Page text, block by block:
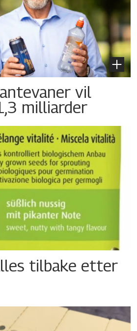
vil
milliarder
tilbake etter